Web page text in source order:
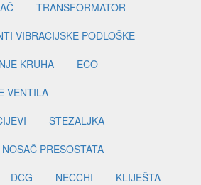
TRANSFORMATOR
VIBRACIJSKE PODLOŠKE
KRUHA
ECO
VENTILA
STEZALJKA
NOSAČ PRESOSTATA
DCG NECCHI
KLIJEŠTA